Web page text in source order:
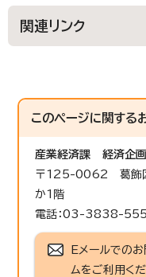
関連リンク
このページに関する
産業経済課
経済企
〒125-0062 葛飾
か1階
電話：03-3838-
Eメールでの
ムをご利用くだ